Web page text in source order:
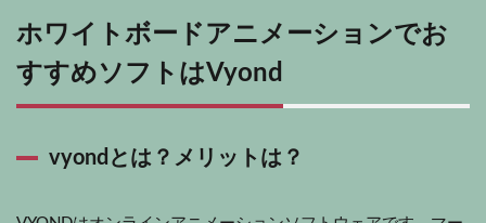
ホワイトボードアニメーションでお
すすめソフトはVyond
vyondとは？メリットは？